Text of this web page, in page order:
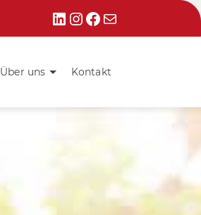
LinkedIn
Instagram
Facebook
E-Mail
Über uns Kontakt